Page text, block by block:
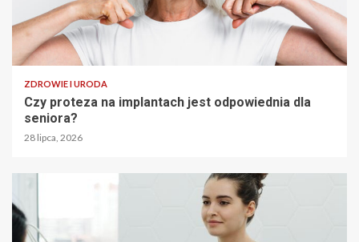
ZDROWIE I URODA
Czy proteza na implantach jest odpowiednia dla
seniora?
28 lipca, 2026